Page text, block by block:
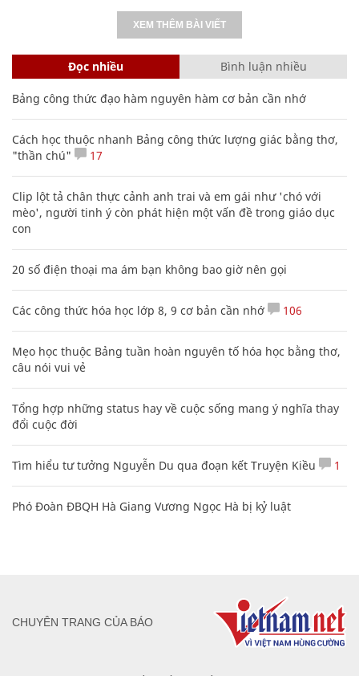
XEM THÊM BÀI VIẾT
Đọc nhiều Bình luận nhiều
Bảng công thức đạo hàm nguyên hàm cơ bản cần nhớ
Cách học thuộc nhanh Bảng công thức lượng giác bằng thơ,
"thần chú"
17
Clip lột tả chân thực cảnh anh trai và em gái như 'chó với
mèo', người tinh ý còn phát hiện một vấn đề trong giáo dục
con
20 số điện thoại ma ám bạn không bao giờ nên gọi
Các công thức hóa học lớp 8, 9 cơ bản cần nhớ 106
Mẹo học thuộc Bảng tuần hoàn nguyên tố hóa học bằng thơ,
câu nói vui vẻ
Tổng hợp những status hay về cuộc sống mang ý nghĩa thay
đổi cuộc đời
Tìm hiểu tư tưởng Nguyễn Du qua đoạn kết Truyện Kiều 1
Phó Đoàn ĐBQH Hà Giang Vương Ngọc Hà bị kỷ luật
CHUYÊN TRANG CỦA BÁO